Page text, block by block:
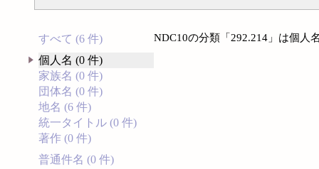
すべて (6 件)
個人名 (0 件)
家族名 (0 件)
団体名 (0 件)
地名 (6 件)
統一タイトル (0 件)
著作 (0 件)
普通件名 (0 件)
NDC10の分類「292.214」は個人